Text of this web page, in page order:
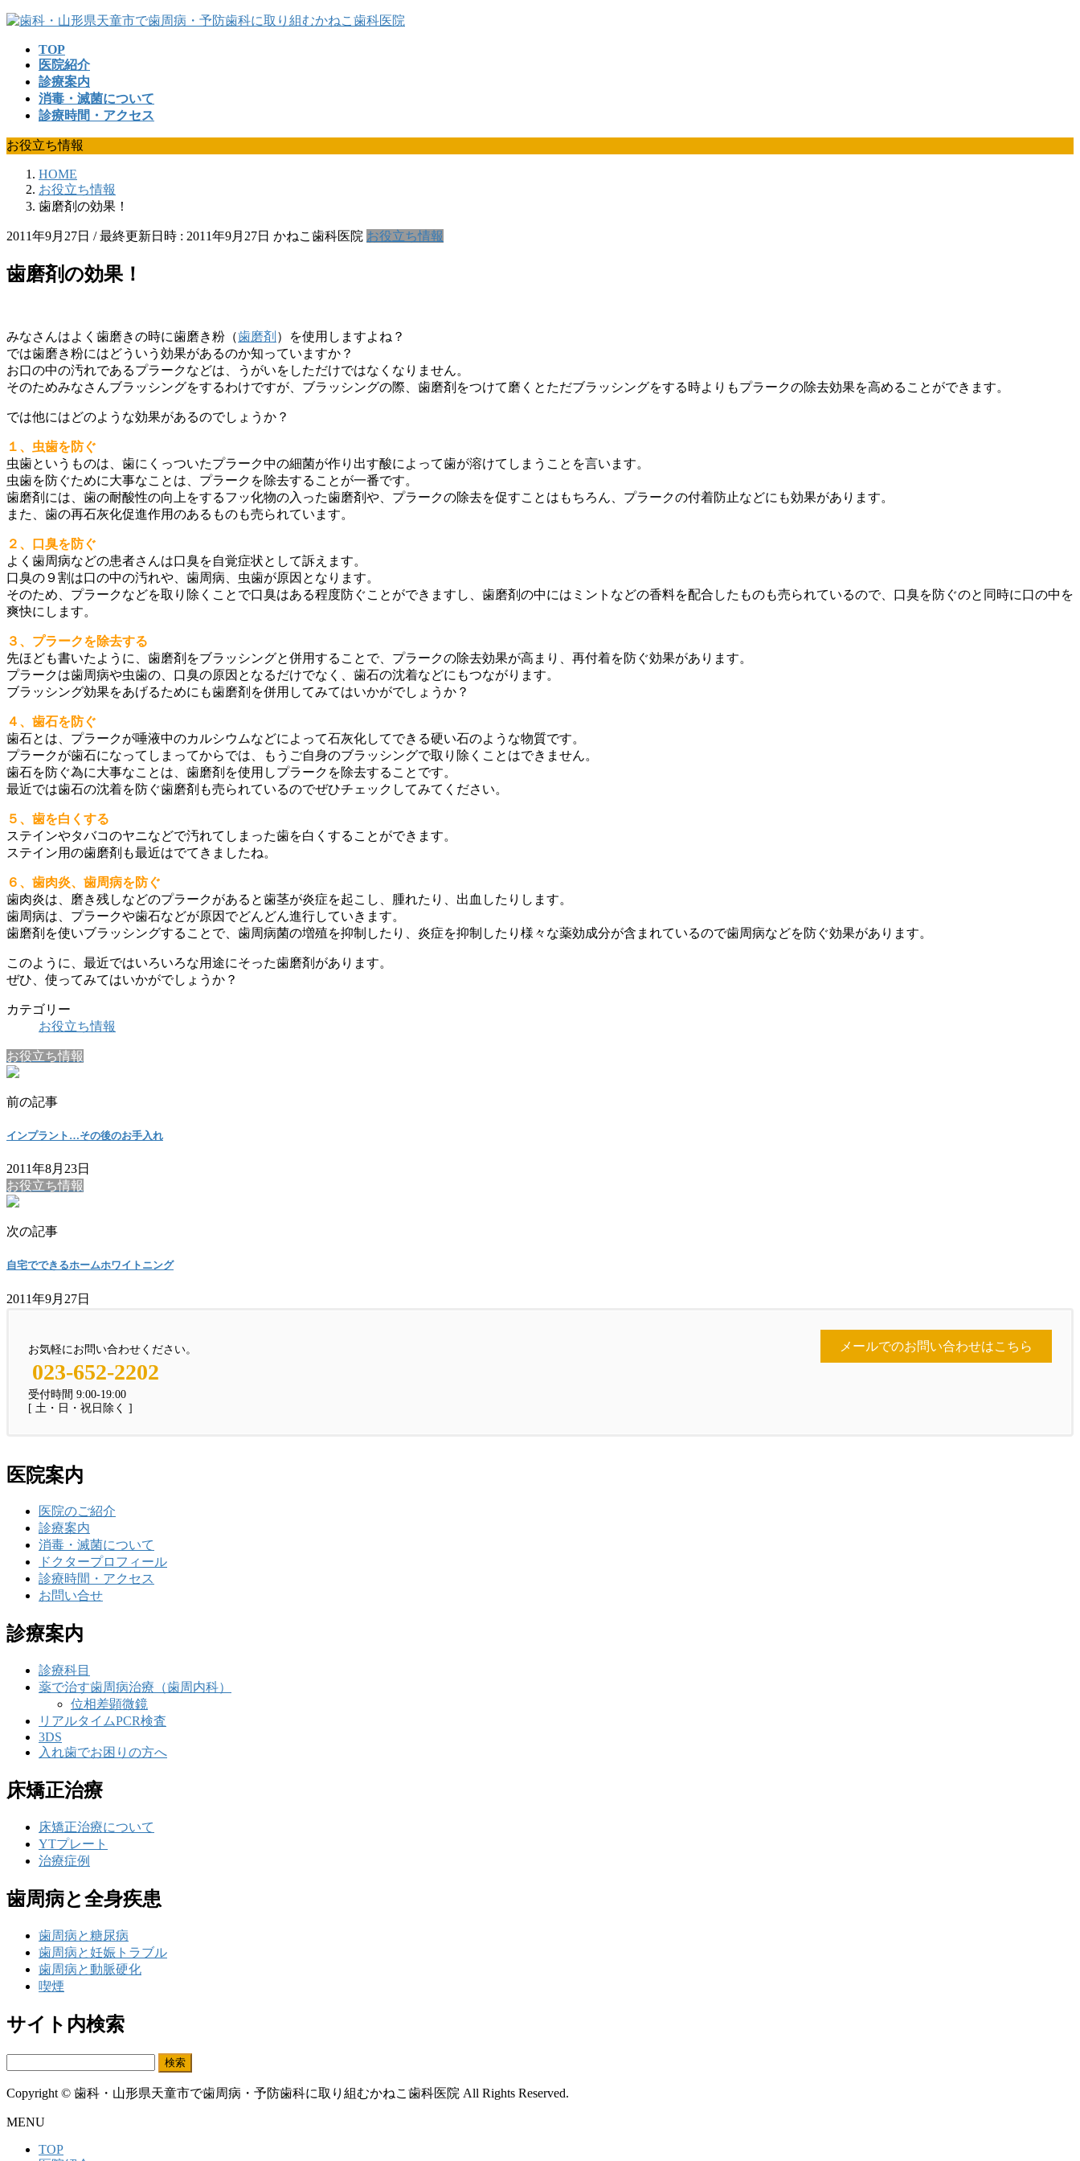
コ
キ
ッ
ナ
に
移
TOP
医院紹介
診療案内
消毒・滅菌について
診療時間・アクセス
お役立ち情報
HOME
お役立ち情報
歯磨剤の効果！
2011年9月27日 / 最終更新日時 : 2011年9月27日 かねこ歯科医院 お役立ち情報
歯磨剤の効果！
みなさんはよく歯磨きの時に歯磨き粉（歯磨剤 ）を使用しますよね？
では歯磨き粉にはどういう効果があるのか知っていますか？
お口の中の汚れであるプラークなどは、うがいをしただけではなくなりません。
そのためみなさんブラッシングをするわけですが、ブラッシングの際、歯磨剤をつけて磨くとただブラッシングをする時よりもプラークの除去効果を高めることができます。
では他にはどのような効果があるのでしょうか？
１、虫歯を防ぐ
虫歯というものは、歯にくっついたプラーク中の細菌が作り出す酸によって歯が溶けてしまうことを言います。
虫歯を防ぐために大事なことは、プラークを除去することが一番です。
歯磨剤には、歯の耐酸性の向上をするフッ化物の入った歯磨剤や、プラークの除去を促すことはもちろん、プラークの付着防止などにも効果があります。
また、歯の再石灰化促進作用のあるものも売られています。
２、口臭を防ぐ
よく歯周病などの患者さんは口臭を自覚症状として訴えます。
口臭の９割は口の中の汚れや、歯周病、虫歯が原因となります。
そのため、プラークなどを取り除くことで口臭はある程度防ぐことができますし、歯磨剤の中にはミントなどの香料を配合したものも売られているので、口臭を防ぐのと同時に口の中を
爽快にします。
３、プラークを除去する
先ほども書いたように、歯磨剤をブラッシングと併用することで、プラークの除去効果が高まり、再付着を防ぐ効果があります。
プラークは歯周病や虫歯の、口臭の原因となるだけでなく、歯石の沈着などにもつながります。
ブラッシング効果をあげるためにも歯磨剤を併用してみてはいかがでしょうか？
４、歯石を防ぐ
歯石とは、プラークが唾液中のカルシウムなどによって石灰化してできる硬い石のような物質です。
プラークが歯石になってしまってからでは、もうご自身のブラッシングで取り除くことはできません。
歯石を防ぐ為に大事なことは、歯磨剤を使用しプラークを除去することです。
最近では歯石の沈着を防ぐ歯磨剤も売られているのでぜひチェックしてみてください。
５、歯を白くする
ステインやタバコのヤニなどで汚れてしまった歯を白くすることができます。
ステイン用の歯磨剤も最近はでてきましたね。
６、歯肉炎、歯周病を防ぐ
歯肉炎は、磨き残しなどのプラークがあると歯茎が炎症を起こし、腫れたり、出血したりします。
歯周病は、プラークや歯石などが原因でどんどん進行していきます。
歯磨剤を使いブラッシングすることで、歯周病菌の増殖を抑制したり、炎症を抑制したり様々な薬効成分が含まれているので歯周病などを防ぐ効果があります。
このように、最近ではいろいろな用途にそった歯磨剤があります。
ぜひ、使ってみてはいかがでしょうか？
カテゴリー
お役立ち情報
お役立ち情報
前の記事
インプラント…その後のお手入れ
2011年8月23日
お役立ち情報
次の記事
自宅でできるホームホワイトニング
2011年9月27日
お気軽にお問い合わせください。
023-652-2202
受付時間 9:00-19:00
[ 土・日・祝日除く ]
メールでのお問い合わせはこちら
医院案内
医院のご紹介
診療案内
消毒・滅菌について
ドクタープロフィール
診療時間・アクセス
お問い合せ
診療案内
診療科目
薬で治す歯周病治療（歯周内科）
位相差顕微鏡
リアルタイムPCR検査
3DS
入れ歯でお困りの方へ
床矯正治療
床矯正治療について
YTプレート
治療症例
歯周病と全身疾患
歯周病と糖尿病
歯周病と妊娠トラブル
歯周病と動脈硬化
喫煙
サイト内検索
Copyright © 歯科・山形県天童市で歯周病・予防歯科に取り組むかねこ歯科医院 All Rights Reserved.
MENU
TOP